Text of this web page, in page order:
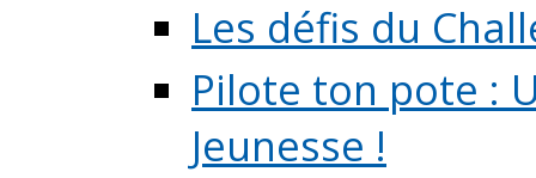
Les défis du
Pilote ton pote :
Jeunesse !